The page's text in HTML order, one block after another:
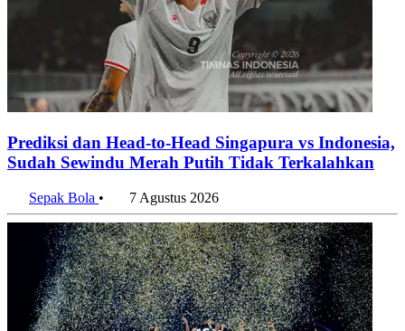
Prediksi dan Head-to-Head Singapura vs Indonesia,
Sudah Sewindu Merah Putih Tidak Terkalahkan
Sepak Bola • 7 Agustus 2026